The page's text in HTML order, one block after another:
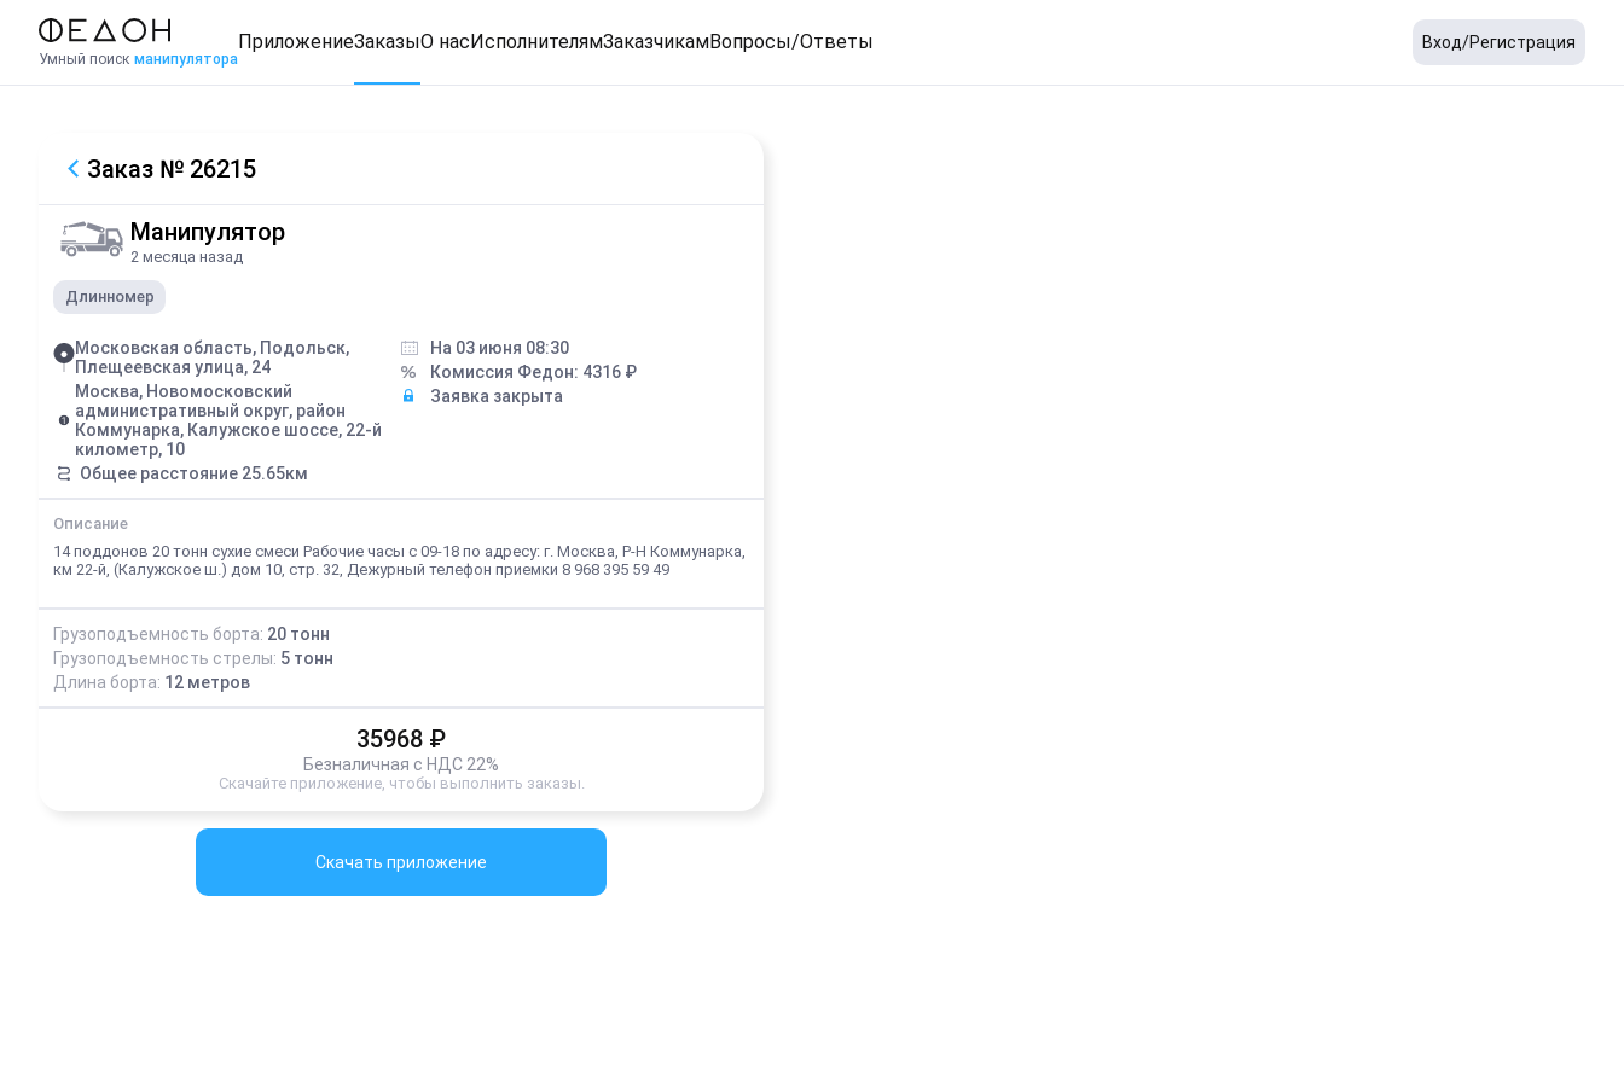
Умный поиск манипулятора
ПриложениеЗаказыО насИсполнителямЗаказчикамВопросы/Ответы Вход/Регистрация
Заказ № 26215
Манипулятор
2 месяца назад
Длинномер
Московская область, Подольск,
Плещеевская улица, 24
Москва, Новомосковский
административный округ, район
Коммунарка, Калужское шоссе, 22-й
километр, 10
Общее расстояние 25.65км
На 03 июня 08:30
Комиссия Федон: 4316 ₽
Заявка закрыта
Описание
14 поддонов 20 тонн сухие смеси Рабочие часы с 09-18 по адресу: г. Москва, Р-Н Коммунарка,
км 22-й, (Калужское ш.) дом 10, стр. 32, Дежурный телефон приемки 8 968 395 59 49
Грузоподъемность борта: 20 тонн
Грузоподъемность стрелы: 5 тонн
Длина борта: 12 метров
35968 ₽
Безналичная с НДС 22%
Скачайте приложение, чтобы выполнить заказы.
Скачать приложение